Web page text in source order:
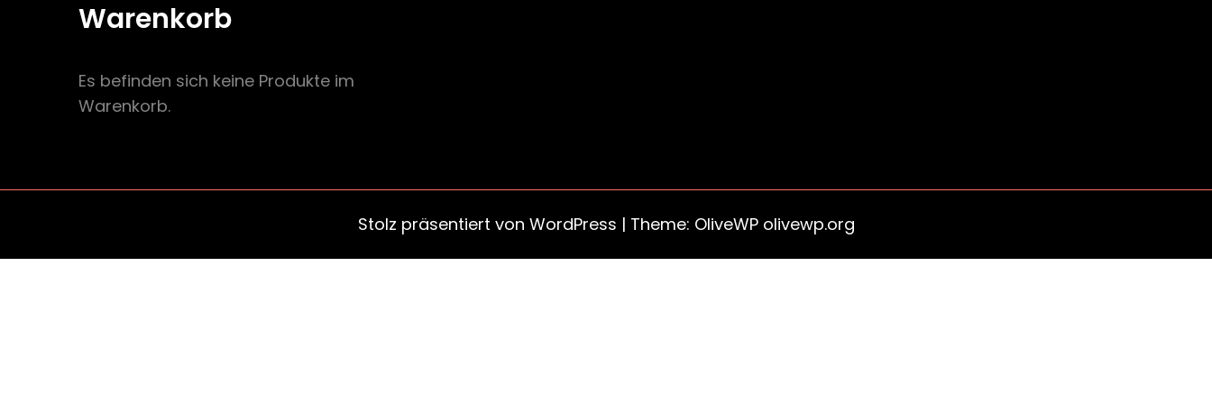
Warenkorb
Es befinden sich keine Produkte im
Warenkorb.
Stolz präsentiert von WordPress | Theme: OliveWP olivewp.org